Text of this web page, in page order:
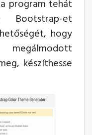
program tehát
et
hogy
készíthesse